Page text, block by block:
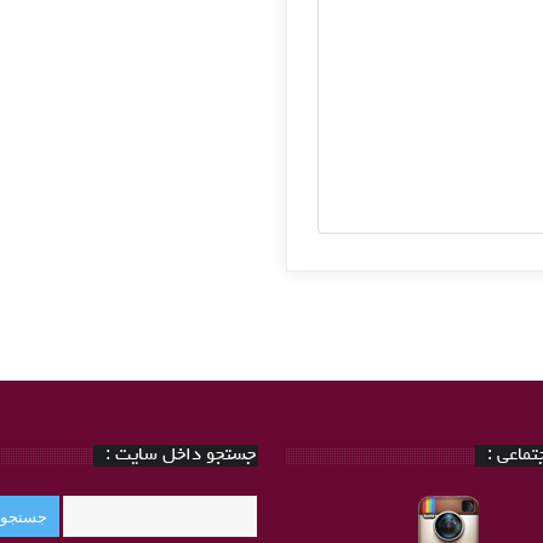
جستجو داخل سایت : :